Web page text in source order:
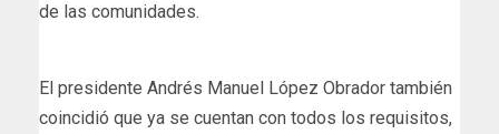
de las comunidades.
El presidente Andrés Manuel López Obrador también
coincidió que ya se cuentan con todos los requisitos,